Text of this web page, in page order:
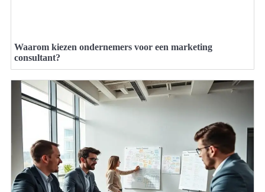
Waarom kiezen ondernemers voor een marketing
consultant?